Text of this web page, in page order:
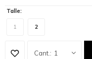
Talle:
1 2
1